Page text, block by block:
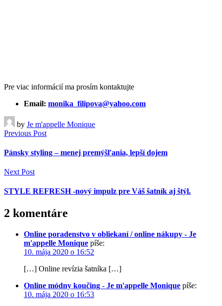
Pre viac informácií ma prosím kontaktujte
Email: monika_filipova@yahoo.com
by Je m'appelle Monique
Previous Post
Pánsky styling – menej premýšľania, lepší dojem
Next Post
STYLE REFRESH -nový impulz pre Váš šatník aj štýl.
2 komentáre
Online poradenstvo v obliekaní / online nákupy - Je
m'appelle Monique píše:
10. mája 2020 o 16:52
[…] Online revízia šatníka […]
Online módny koučing - Je m'appelle Monique píše:
10. mája 2020 o 16:53